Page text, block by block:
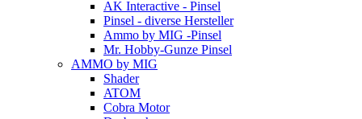
AK Interactive - Pinsel
Pinsel - diverse Hersteller
Ammo by MIG -Pinsel
Mr. Hobby-Gunze Pinsel
AMMO by MIG
Shader
ATOM
Cobra Motor